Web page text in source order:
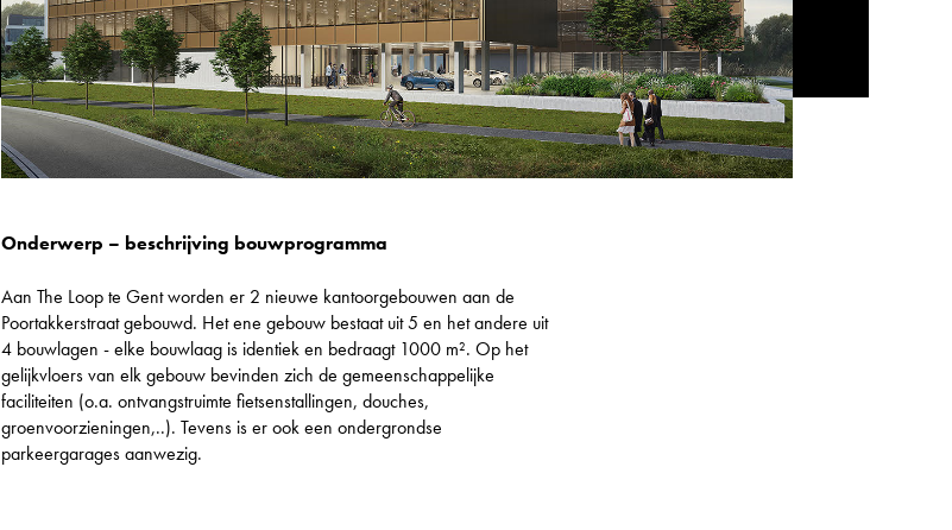
Onderwerp – beschrijving bouwprogramma
Aan The Loop te Gent worden er 2 nieuwe kantoorgebouwen aan de
Poortakkerstraat gebouwd. Het ene gebouw bestaat uit 5 en het andere uit
4 bouwlagen - elke bouwlaag is identiek en bedraagt 1000 m². Op het
gelijkvloers van elk gebouw bevinden zich de gemeenschappelijke
faciliteiten (o.a. ontvangstruimte fietsenstallingen, douches,
groenvoorzieningen,..). Tevens is er ook een ondergrondse
parkeergarages aanwezig.